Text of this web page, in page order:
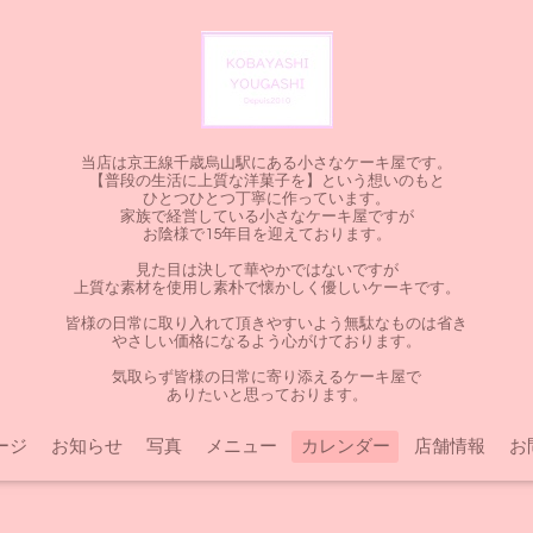
当店は京王線千歳烏山駅にある小さなケーキ屋です。
【普段の生活に上質な洋菓子を】という想いのもと
ひとつひとつ丁寧に作っています。
家族で経営している小さなケーキ屋ですが
お陰様で15年目を迎えております。
見た目は決して華やかではないですが
上質な素材を使用し素朴で懐かしく優しいケーキです。
皆様の日常に取り入れて頂きやすいよう無駄なものは省き
やさしい価格になるよう心がけております。
気取らず皆様の日常に寄り添えるケーキ屋で
ありたいと思っております。
ジ お知らせ 写真 メニュー カレンダー 店舗情報 お